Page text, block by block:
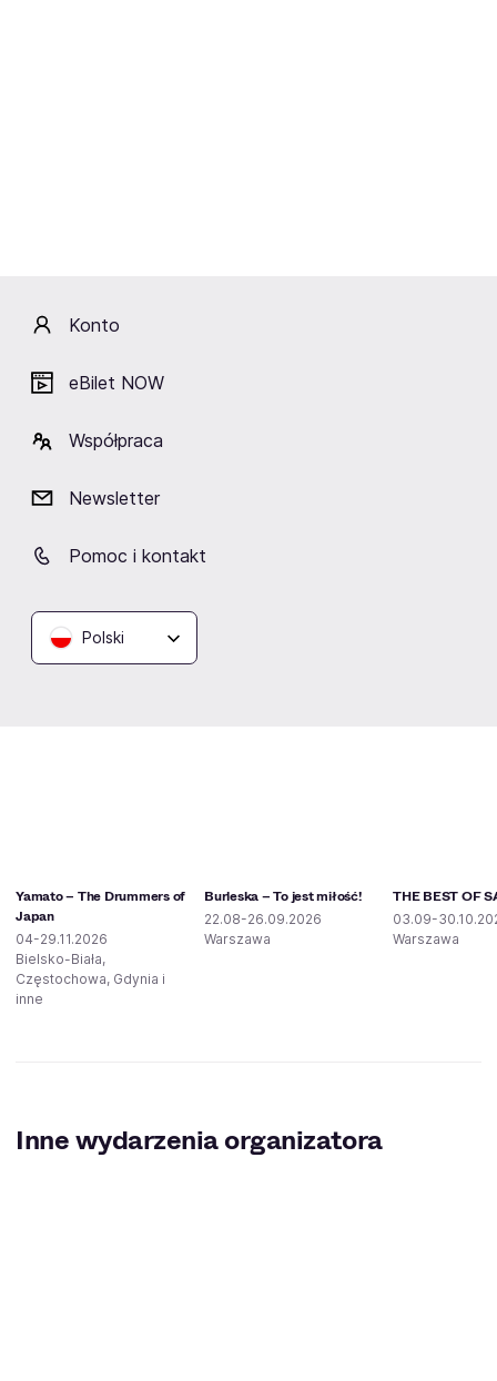
Konto
eBilet NOW
Współpraca
Newsletter
Pomoc i kontakt
Polski
Lokalizacja
Podobne wydarzenia
Yamato – The Drummers of
Japan
04-29.11.2026
Bielsko-Biała,
Częstochowa, Gdynia i
inne
Burleska – To jest miłość!
22.08-26.09.2026
Warszawa
THE BEST OF
03.09-
Warszawa
Inne wydarzenia organizatora